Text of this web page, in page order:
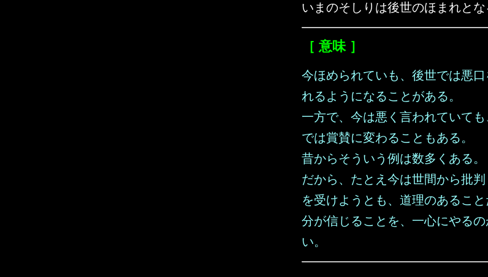
いまのそしりは後世のほまれとな
［ 意味 ］
今ほめられていも、後世では悪
れるようになることがある。
一方で、今は悪く言われていて
では賞賛に変わることもある。
昔からそういう例は数多くある。
だから、たとえ今は世間から批
を受けようとも、道理のあること
分が信じることを、一心にやるの
い。